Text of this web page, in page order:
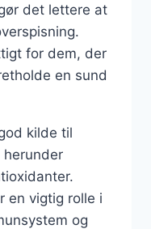
det lettere at
for dem, der
en sund
kilde til
en vigtig rolle i
og